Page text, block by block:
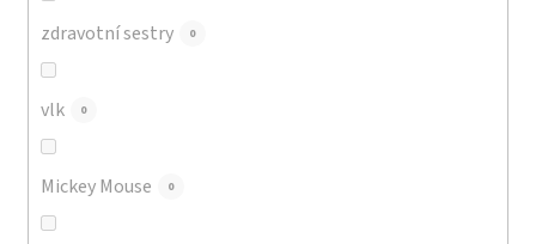
zdravotní sestry 0
vlk 0
Mickey Mouse 0